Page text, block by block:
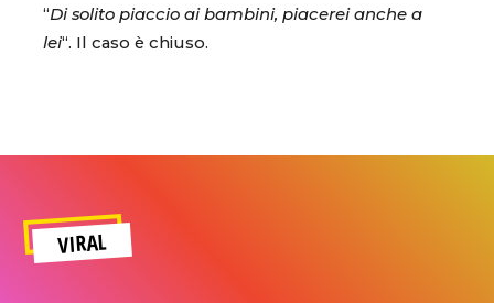
“Di solito piaccio ai bambini, piacerei anche a
lei“. Il caso è chiuso.
VIRAL